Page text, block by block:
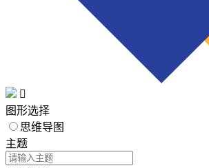

图形选择
思维导图
主题